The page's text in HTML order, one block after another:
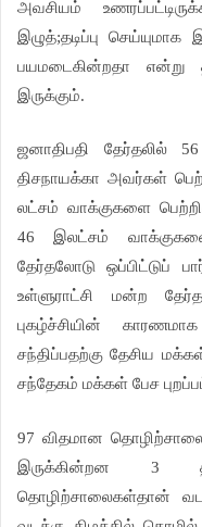
அவசியம்
இழுத்;தடிப்பு
பயமடைகின்றதா என்று
இருக்கும்.
ஜனாதிபதி தேர்தலில்
திசநாயக்கா அவர்கள்
லட்சம் வாக்குகளை
46 இலட்சம் வாக்குகளை
தேர்தலோடு ஒப்பிட்டுப்
உள்ளுராட்சி மன்ற
புகழ்ச்சியின்
சந்திப்பதற்கு தேசிய
சந்தேகம் மக்கள் பேச
97 விதமான
இருக்கின்றன 3
தொழிற்சாலைகள்தான்